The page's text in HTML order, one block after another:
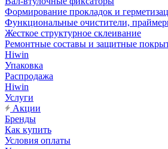
Формирование прокладок и
Функциональные очистители,
Жесткое структурное склеивание
Ремонтные составы и защитные
Hiwin
Упаковка
Распродажа
Hiwin
Услуги
Акции
Бренды
Как купить
Условия оплаты